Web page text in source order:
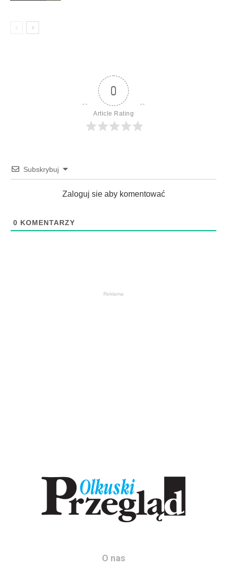
0
Article Rating
Subskrybuj
Zaloguj sie aby komentować
0 KOMENTARZY
Reklama
O nas